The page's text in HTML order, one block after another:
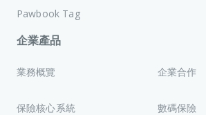
Pawbook Tag
企業產品
業務概覽 企業合作
保險核心系統 數碼保險